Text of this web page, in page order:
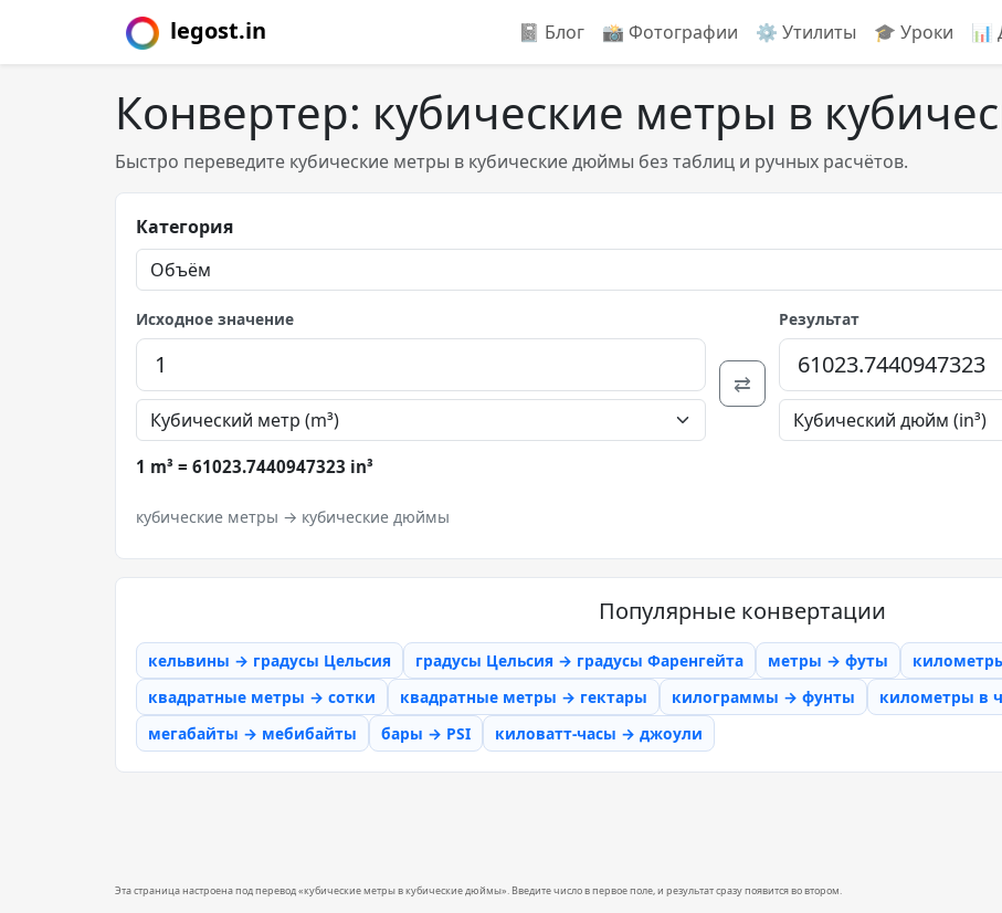
legost.in 📓 Блог 📸️ Фотографии ⚙️ Утилиты 🎓 Уроки 📊
Конвертер: кубические метры в
Быстро переведите кубические метры в кубические дюймы без таблиц и ручных расчётов.
Категория
Исходное значение
⇄
Результат
1 m³ = 61023.7440947323 in³
кубические метры → кубические дюймы
Популярные конвертации
кельвины → градусы Цельсия градусы Цельсия → градусы Фаренгейта метры → футы
квадратные метры → сотки
квадратные метры → гектары килограммы → фунты
километры в
мегабайты → мебибайты
бары → PSI киловатт-часы → джоули
Эта страница настроена под перевод «кубические метры в кубические дюймы». Введите число в первое поле, и результат сразу появится во втором.